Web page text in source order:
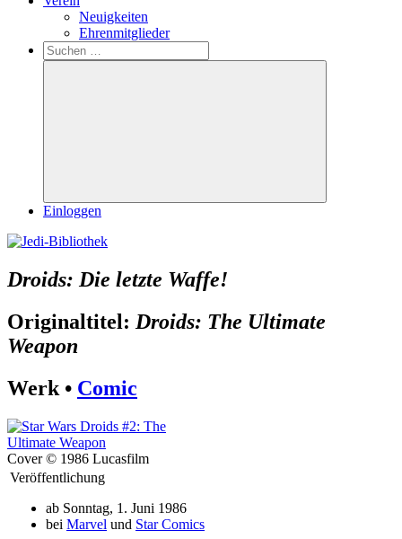
Neuigkeiten
Ehrenmitglieder
Search
Suchen
nach:
Suchen
Einloggen
Droids: Die letzte Waffe!
Originaltitel: Droids: The Ultimate
Weapon
Werk • Comic
Cover © 1986 Lucasfilm
Veröffentlichung
ab Sonntag, 1. Juni 1986
bei Marvel und Star Comics